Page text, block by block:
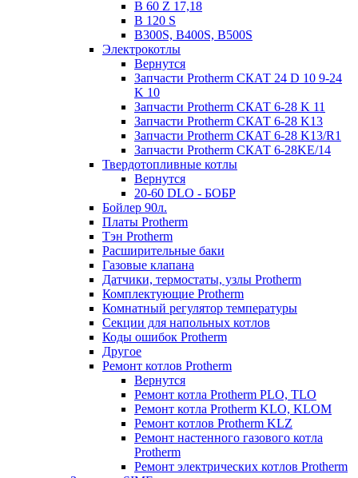
B 60 Z 17,18
B 120 S
B300S, B400S, B500S
Электрокотлы
Вернутся
Запчасти Protherm СКАТ 24 D 10 9-24
K 10
Запчасти Protherm СКАТ 6-28 K 11
Запчасти Protherm СКАТ 6-28 K13
Запчасти Protherm СКАТ 6-28 K13/R1
Запчасти Protherm СКАТ 6-28KE/14
Твердотопливные котлы
Вернутся
20-60 DLO - БОБР
Бойлер 90л.
Платы Protherm
Тэн Protherm
Расширительные баки
Газовые клапана
Датчики, термостаты, узлы Protherm
Комплектующие Protherm
Комнатный регулятор температуры
Секции для напольных котлов
Коды ошибок Protherm
Другое
Ремонт котлов Protherm
Вернутся
Ремонт котла Protherm PLO, TLO
Ремонт котла Protherm KLO, KLOM
Ремонт котлов Protherm KLZ
Ремонт настенного газового котла
Protherm
Ремонт электрических котлов Protherm